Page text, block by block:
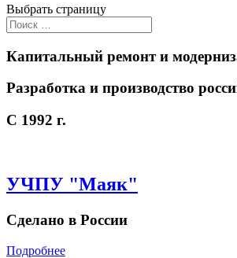
Выбрать страницу
Капитальный ремонт и
Разработка и производство
С 1992 г.
УЧПУ "Маяк"
Сделано в России
Подробнее